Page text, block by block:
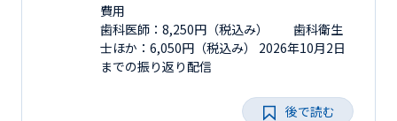
費用
歯科医師：8,250円（税込み） 歯科衛生
士ほか：6,050円（税込み） 2026年10月2日
までの振り返り配信
後で読む